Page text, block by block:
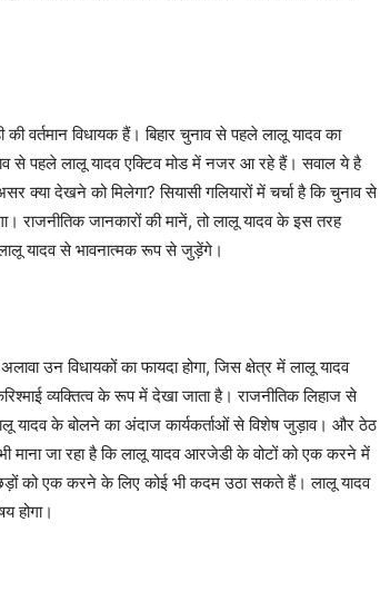
वर्तमान विधायक हैं। बिहार चुनाव से पहले लालू यादव का
से पहले लालू यादव एक्टिव मोड में नजर आ रहे हैं। सवाल ये है
क्या देखने को मिलेगा? सियासी गलियारों में चर्चा है कि चुनाव से
राजनीतिक जानकारों की मानें, तो लालू यादव के इस तरह
लालू यादव से भावनात्मक रूप से जुड़ेंगे।
उन विधायकों का फायदा होगा, जिस क्षेत्र में लालू यादव
व्यक्तित्व के रूप में देखा जाता है। राजनीतिक लिहाज से
यादव के बोलने का अंदाज कार्यकर्ताओं से विशेष जुड़ाव। और ठेठ
माना जा रहा है कि लालू यादव आरजेडी के वोटों को एक करने में
को एक करने के लिए कोई भी कदम उठा सकते हैं। लालू यादव
होगा।